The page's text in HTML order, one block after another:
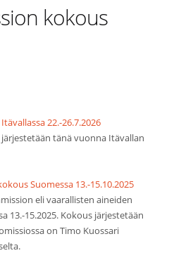
kokous
22.-26.7.2026
tänä vuonna Itävallan
Suomessa 13.-15.10.2025
eli vaarallisten aineiden
13.-15.2025. Kokous järjestetään
on Timo Kuossari